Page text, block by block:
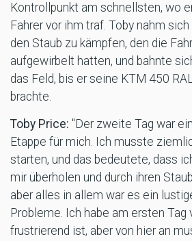
Kontrollpunkt am schnellsten, wo
Fahrer vor ihm traf. Toby nahm
den Staub zu kämpfen, den die
aufgewirbelt hatten, und bahnte
das Feld, bis er seine KTM 450
brachte.
Toby Price: "Der zweite Tag war
Etappe für mich. Ich musste
starten, und das bedeutete, dass
mir überholen und durch ihren
aber alles in allem war es ein
Probleme. Ich habe am ersten Tag
frustrierend ist, aber von hier an